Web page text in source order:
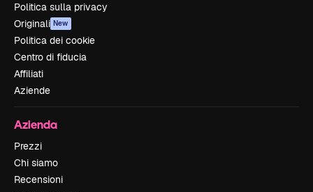
Politica sulla privacy
Originali New
Politica dei cookie
Centro di fiducia
Affiliati
Aziende
Azienda
Prezzi
Chi siamo
Recensioni